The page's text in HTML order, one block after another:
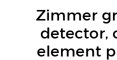
Zimmer
detector,
element